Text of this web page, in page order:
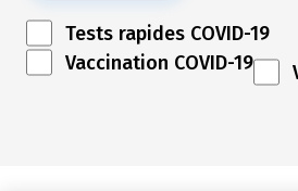
Tests rapides COVID-19
Vaccination COVID-19